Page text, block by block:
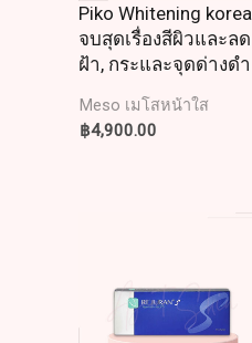
Piko Whitening korea
จบสุดเรื่องสีผิวและลด
ฝ้า, กระและจุดด่างดำ
Meso เมโสหน้าใส
฿4,900.00